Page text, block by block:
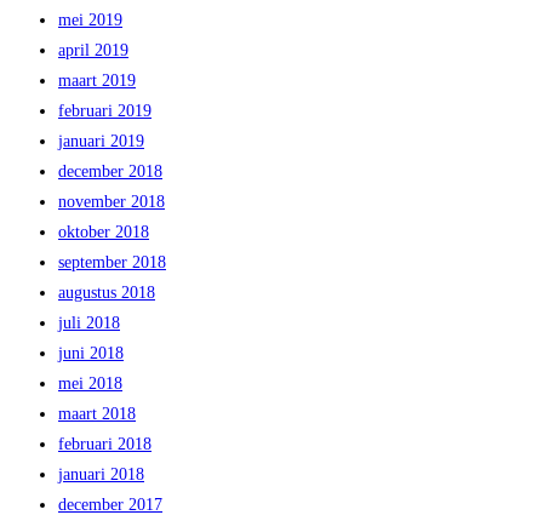
mei 2019
april 2019
maart 2019
februari 2019
januari 2019
december 2018
november 2018
oktober 2018
september 2018
augustus 2018
juli 2018
juni 2018
mei 2018
maart 2018
februari 2018
januari 2018
december 2017